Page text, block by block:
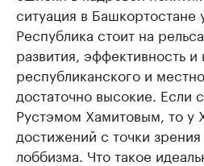
ситуация в Башкортостане
Республика стоит на
развития, эффективность и
республиканского и
достаточно высокие. Если
Рустэмом Хамитовым, то у
достижений с точки
лоббизма. Что такое